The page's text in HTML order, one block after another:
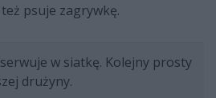
psuje zagrywkę.
w siatkę. Kolejny prosty
drużyny.